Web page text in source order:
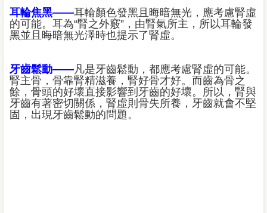
耳輪焦黑——耳輪顏色發黑且晦暗無光，應考慮腎虛
的可能。耳為“腎之外竅”，由腎氣所主，所以耳輪發
黑並且晦暗無光澤時也提示了腎虛。
牙齒鬆動——凡是牙齒鬆動，都應考慮腎虛的可能。
腎主骨，骨靠腎精滋養，腎好骨才好。而齒為骨之
餘，骨頭的好壞直接影響到牙齒的好壞。所以，腎與
牙齒有著密切關係，腎虛則骨失所養，牙齒就會不堅
固，出現牙齒鬆動的問題。